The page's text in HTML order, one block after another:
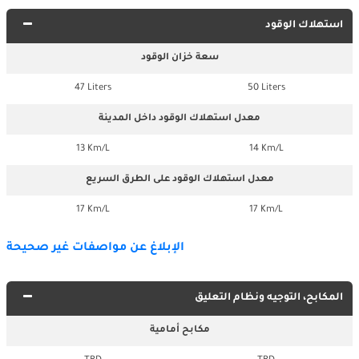
استهلاك الوقود
سعة خزان الوقود
50 Liters
47 Liters
معدل استهلاك الوقود داخل المدينة
14 Km/L
13 Km/L
معدل استهلاك الوقود على الطرق السريع
17 Km/L
17 Km/L
الإبلاغ عن مواصفات غير صحيحة
المكابح، التوجيه ونظام التعليق
مكابح أمامية